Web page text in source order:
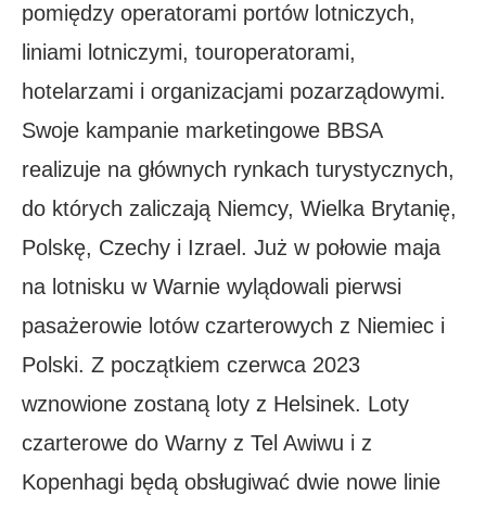
pomiędzy operatorami portów lotniczych,
liniami lotniczymi, touroperatorami,
hotelarzami i organizacjami pozarządowymi.
Swoje kampanie marketingowe BBSA
realizuje na głównych rynkach turystycznych,
do których zaliczają Niemcy, Wielka Brytanię,
Polskę, Czechy i Izrael. Już w połowie maja
na lotnisku w Warnie wylądowali pierwsi
pasażerowie lotów czarterowych z Niemiec i
Polski. Z początkiem czerwca 2023
wznowione zostaną loty z Helsinek. Loty
czarterowe do Warny z Tel Awiwu i z
Kopenhagi będą obsługiwać dwie nowe linie